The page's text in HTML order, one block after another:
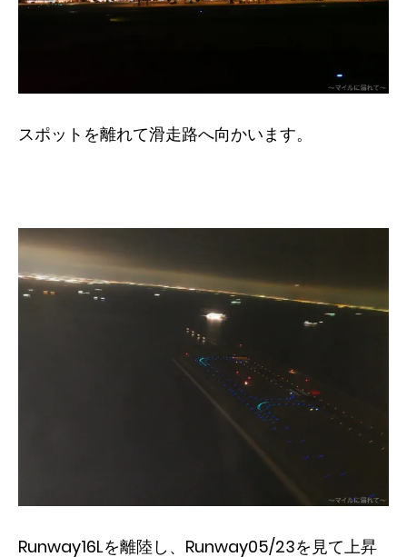
スポットを離れて滑走路へ向かいます。
Runway16Lを離陸し、Runway05/23を見て上昇